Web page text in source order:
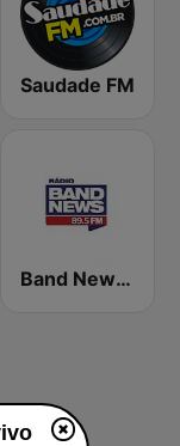
Saudade FM
Band News FM - 89.5 Belo Horizonte